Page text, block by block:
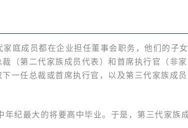
庭成员都在企业担任董事会职务，他们的子
（第二代家族成员代表）和首席执行官（非
一任总裁或首席执行官，以及第三代家族成
纪最大的将要高中毕业。于是，第三代家族